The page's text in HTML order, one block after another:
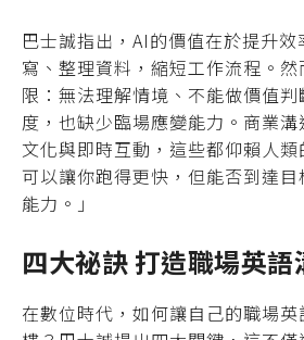
巴士誠指出，AI的價值在於提升
寫、整理資料，縮短工作流程。
限：無法理解情境、不能做價值
度，也缺少臨場應變能力。商業溝
文化與即時互動，這些都仰賴人
可以讓你跑得更快，但能否到達
能力。」
四大祕訣 打造職場英語
在數位時代，如何讓自己的職場